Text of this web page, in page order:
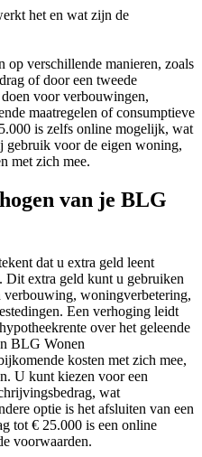
het en wat zijn de
verschillende manieren, zoals
of door een tweede
voor verbouwingen,
maatregelen of consumptieve
is zelfs online mogelijk, wat
gebruik voor de eigen woning,
met zich mee.
van je BLG
dat u extra geld leent
Dit extra geld kunt u gebruiken
verbouwing, woningverbetering,
Een verhoging leidt
over het geleende
BLG Wonen
kosten met zich mee,
U kunt kiezen voor een
wat
optie is het afsluiten van een
tot € 25.000 is een online
voorwaarden.